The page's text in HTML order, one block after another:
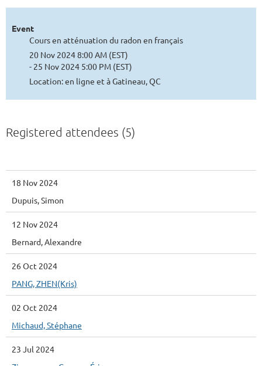
Event
Cours en atténuation du radon en français
20 Nov 2024 8:00 AM (EST)
- 25 Nov 2024 5:00 PM (EST)
Location: en ligne et à Gatineau, QC
Registered attendees (5)
18 Nov 2024
Dupuis, Simon
12 Nov 2024
Bernard, Alexandre
26 Oct 2024
PANG, ZHEN(Kris)
02 Oct 2024
Michaud, Stéphane
23 Jul 2024